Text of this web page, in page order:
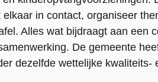
in contact, organiseer
Alles wat bijdraagt aan een
De gemeente
dezelfde wettelijke kwaliteits-